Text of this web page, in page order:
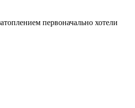
первоначально хотели